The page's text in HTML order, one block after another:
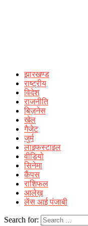
झारखण्ड
राष्ट्रीय
विदेश
राजनीति
बिज़नेस
खेल
गैजेट
जुर्म
लाइफस्टाइल
वीडियो
सिनेमा
कैंपस
राशिफल
आलेख़
लेंस आई पंजाबी
Search for: